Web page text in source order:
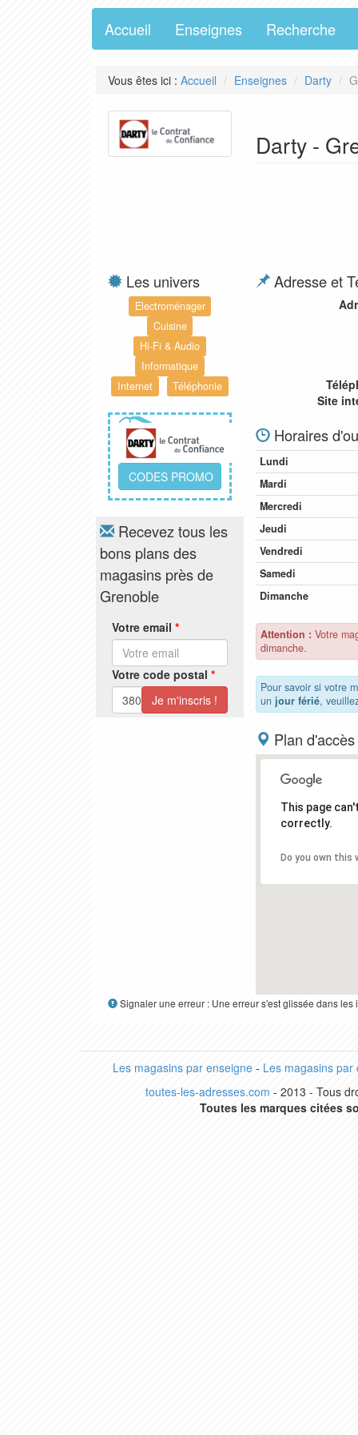
Accueil Enseignes Recherche
Vous êtes ici : Accueil Enseignes Darty
Darty -
Les univers
Electroménager
Cuisine
Hi-Fi & Audio
Informatique
Internet
Téléphonie
CODES PROMO
Recevez tous les
bons plans des
magasins près de
Grenoble
Votre email *
Votre code postal *
Adresse et
Site
Horaires
Lundi
Mardi
Mercredi
Jeudi
Vendredi
Samedi
Dimanche
Attention : Votre
dimanche.
Pour savoir si votre
un jour férié,
Plan d'accès
This page
correctly.
Do you own this
Signaler une erreur : Une erreur s'est glissée dans
Les magasins par enseigne- Les magasins par
toutes-les-adresses.com - 2013 - Tous
Toutes les marques citées